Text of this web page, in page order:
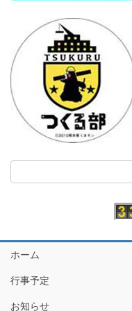
ホーム
行事予定
お知らせ